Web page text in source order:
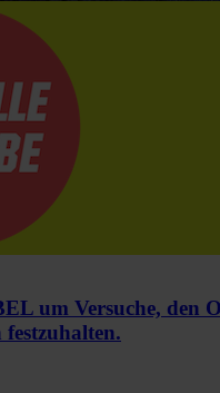
um Versuche, den
festzuhalten.